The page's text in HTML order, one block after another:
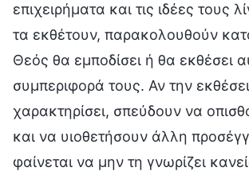
επιχειρήματα και τις ιδέες τους
τα εκθέτουν, παρακολουθούν
Θεός θα εμποδίσει ή θα εκθέσει
συμπεριφορά τους. Αν την
χαρακτηρίσει, σπεύδουν να
και να υιοθετήσουν άλλη
φαίνεται να μην τη γνωρίζει